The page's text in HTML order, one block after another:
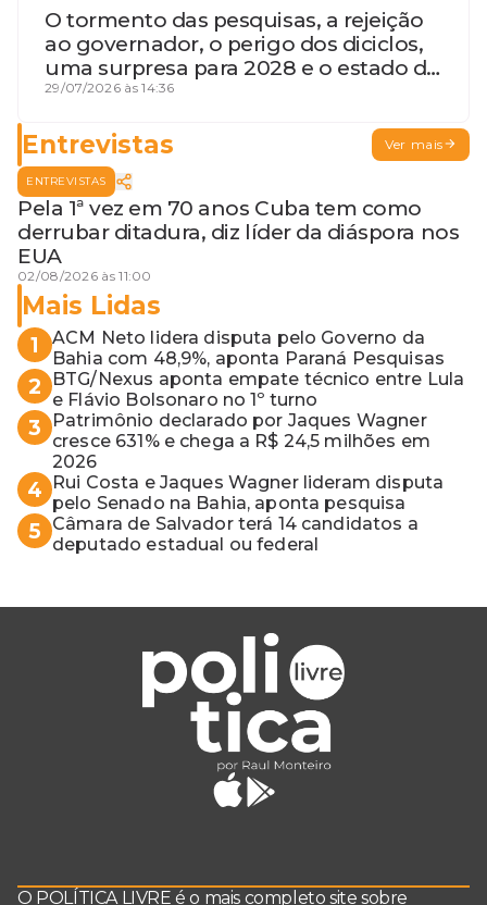
O tormento das pesquisas, a rejeição
ao governador, o perigo dos diciclos,
uma surpresa para 2028 e o estado de
terceira guerra mundial
29/07/2026 às 14:36
Entrevistas Ver mais
ENTREVISTAS
Pela 1ª vez em 70 anos Cuba tem como
derrubar ditadura, diz líder da diáspora nos
EUA
02/08/2026 às 11:00
Mais Lidas
1
ACM Neto lidera disputa pelo Governo da
Bahia com 48,9%, aponta Paraná Pesquisas
2
BTG/Nexus aponta empate técnico entre Lula
e Flávio Bolsonaro no 1º turno
3
Patrimônio declarado por Jaques Wagner
cresce 631% e chega a R$ 24,5 milhões em
2026
4
Rui Costa e Jaques Wagner lideram disputa
pelo Senado na Bahia, aponta pesquisa
5
Câmara de Salvador terá 14 candidatos a
deputado estadual ou federal
O POLÍTICA LIVRE é o mais completo site sobre